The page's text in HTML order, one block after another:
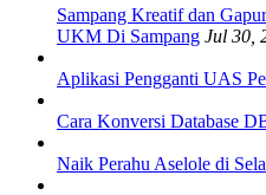
Sampang Kreatif dan
UKM Di Sampang Jul 30,
Aplikasi Pengganti UAS
Cara Konversi Database
Naik Perahu Aselole di